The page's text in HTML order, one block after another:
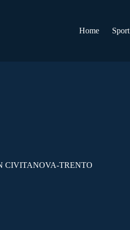
Home
Sport
CIVITANOVA-TRENTO